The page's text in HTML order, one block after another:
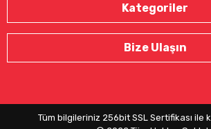
Kategoriler
Bize Ulaşın
Tüm bilgileriniz 256bit SSL Sertifikası ile